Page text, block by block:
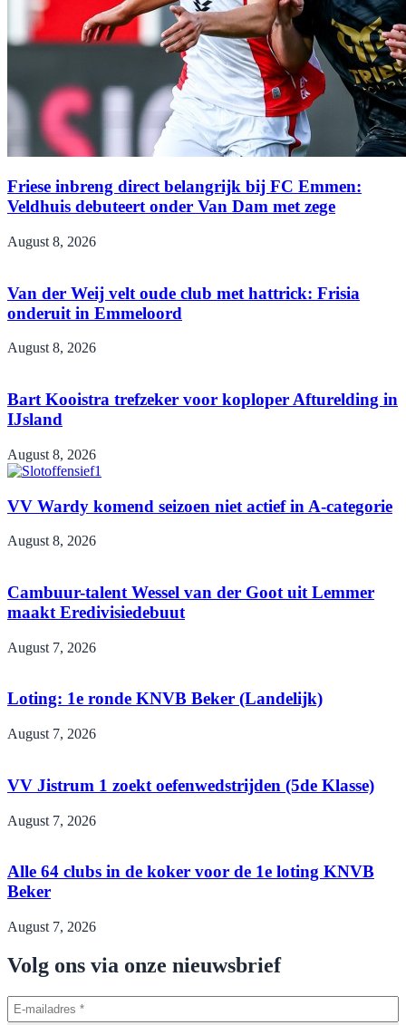
Friese inbreng direct belangrijk bij FC Emmen:
Veldhuis debuteert onder Van Dam met zege
August 8, 2026
Van der Weij velt oude club met hattrick: Frisia
onderuit in Emmeloord
August 8, 2026
Bart Kooistra trefzeker voor koploper Afturelding in
IJsland
August 8, 2026
VV Wardy komend seizoen niet actief in A-categorie
August 8, 2026
Cambuur-talent Wessel van der Goot uit Lemmer
maakt Eredivisiedebuut
August 7, 2026
Loting: 1e ronde KNVB Beker (Landelijk)
August 7, 2026
VV Jistrum 1 zoekt oefenwedstrijden (5de Klasse)
August 7, 2026
Alle 64 clubs in de koker voor de 1e loting KNVB
Beker
August 7, 2026
Volg ons via onze nieuwsbrief